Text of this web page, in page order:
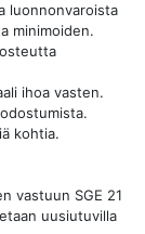
luonnonvaroista
minimoiden.
ihoa vasten.
kohtia.
vastuun SGE 21
uusiutuvilla